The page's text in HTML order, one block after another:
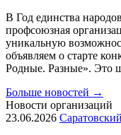
В Год единства
профсоюзная
уникальную
объявляем о старте
Родные. Разные». Это
Больше новостей →
Новости организаций
23.06.2026